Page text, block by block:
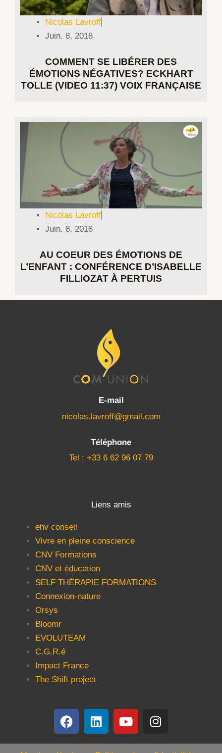
Nicolas Lavroff
Juin. 8, 2018
COMMENT SE LIBÉRER DES
ÉMOTIONS NÉGATIVES? ECKHART
TOLLE (VIDEO 11:37) VOIX FRANÇAISE
Nicolas Lavroff
Juin. 8, 2018
AU COEUR DES ÉMOTIONS DE
L’ENFANT : CONFÉRENCE D’ISABELLE
FILLIOZAT À PERTUIS
E-mail
nicolas.lavroff@gmail.com
Téléphone
Tel : +33 6 62 96 07 79
Liens amis
ehv conseil
Vivre en pleine conscience
CNV Formations
CNV et éducation
SELF THÉRAPIE FORMATIONS
Connexion-nature
Orsys
Bloomr
EVOLUTEAM
C.G.R.é
Impact France
The Shift project